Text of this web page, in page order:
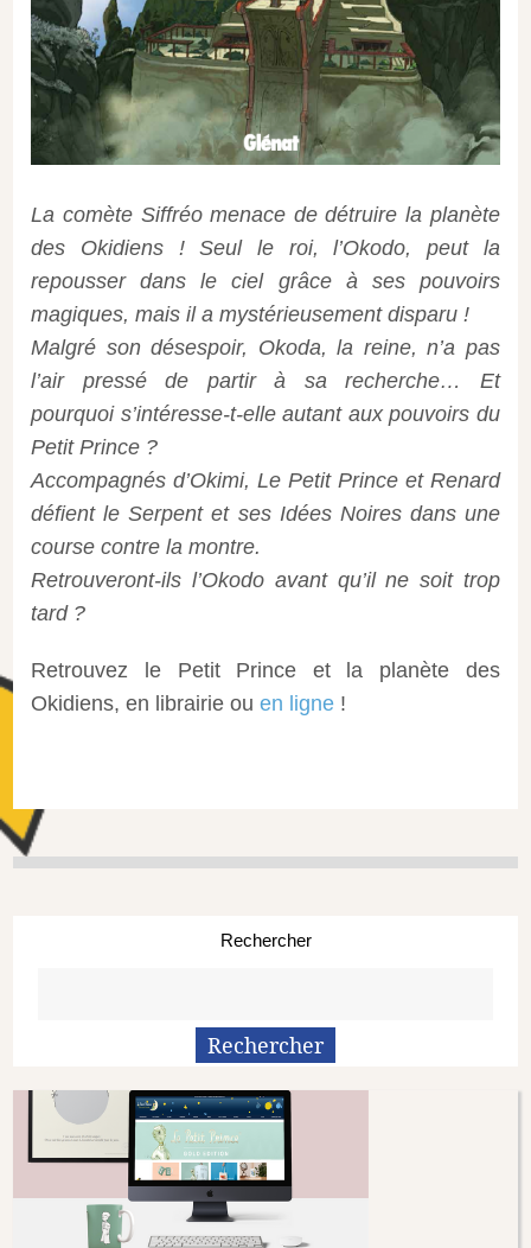
La comète Siffréo menace de détruire la planète
des Okidiens ! Seul le roi, l’Okodo, peut la
repousser dans le ciel grâce à ses pouvoirs
magiques, mais il a mystérieusement disparu !
Malgré son désespoir, Okoda, la reine, n’a pas
l’air pressé de partir à sa recherche… Et
pourquoi s’intéresse-t-elle autant aux pouvoirs du
Petit Prince ?
Accompagnés d’Okimi, Le Petit Prince et Renard
défient le Serpent et ses Idées Noires dans une
course contre la montre.
Retrouveront-ils l’Okodo avant qu’il ne soit trop
tard ?
Retrouvez le Petit Prince et la planète des
Okidiens, en librairie ouen ligne !
Rechercher